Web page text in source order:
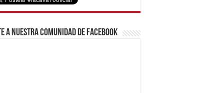
a nuestra comunidad de Facebook